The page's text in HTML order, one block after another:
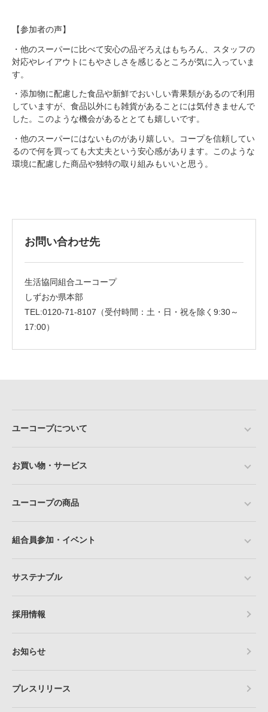
【参加者の声】
・他のスーパーに比べて安心の品ぞろえはもちろん、スタッフの
対応やレイアウトにもやさしさを感じるところが気に入っていま
す。
・添加物に配慮した食品や新鮮でおいしい青果類があるので利用
していますが、食品以外にも雑貨があることには気付きませんで
した。このような機会があるととても嬉しいです。
・他のスーパーにはないものがあり嬉しい。コープを信頼してい
るので何を買っても大丈夫という安心感があります。このような
環境に配慮した商品や独特の取り組みもいいと思う。
お問い合わせ先
生活協同組合ユーコープ
しずおか県本部
TEL:0120-71-8107（受付時間：土・日・祝を除く9:30～
17:00）
ユーコープについて
お買い物・サービス
ユーコープの商品
組合員参加・イベント
サステナブル
採用情報
お知らせ
プレスリリース